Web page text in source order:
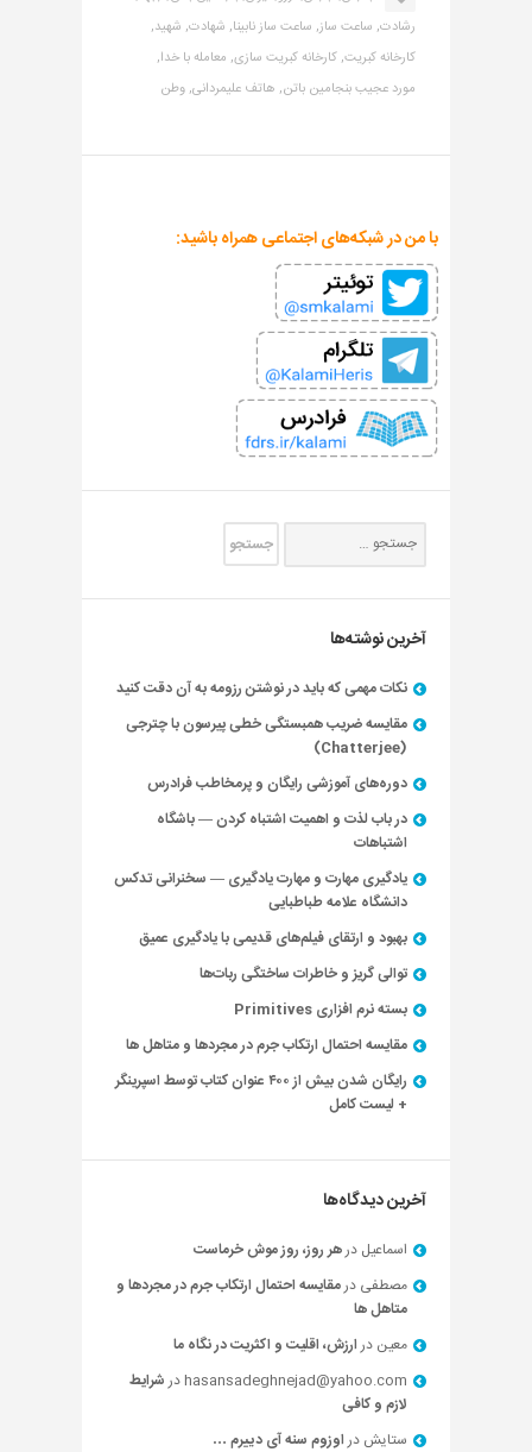
رشادت, ساعت ساز, ساعت ساز نابینا, شهادت, شهید,
کارخانه کبریت,کارخانه کبریت سازی, معامله با خدا,
مورد عجیب بنجامین باتن, هاتف علیمردانی,وطن
با من در شبکه‌های اجتماعی همراه باشید:
آخرین نوشته‌ها
نکات مهمی که باید در نوشتن رزومه به آن دقت کنید
مقایسه ضریب همبستگی خطی پیرسون با چترجی
(Chatterjee)
دوره‌های آموزشی رایگان و پرمخاطب فرادرس
در باب لذت و اهمیت اشتباه کردن — باشگاه
اشتباهات
یادگیری مهارت و مهارت یادگیری — سخنرانی تدکس
دانشگاه علامه طباطبایی
بهبود و ارتقای فیلم‌های قدیمی با یادگیری عمیق
توالی گریز و خاطرات ساختگی ربات‌ها
بسته نرم افزاری Primitives
مقایسه احتمال ارتکاب جرم در مجردها و متاهل ها
رایگان شدن بیش از ۴۰۰ عنوان کتاب توسط اسپرینگر
+ لیست کامل
آخرین دیدگاه‌ها
اسماعیل درهر روز، روز موش خرماست
مصطفی درمقایسه احتمال ارتکاب جرم در مجردها و
متاهل ها
معین درارزش، اقلیت و اکثریت در نگاه ما
hasansadeghnejad@yahoo.com درشرایط
لازم و کافی
ستایش دراوزوم سنه آی دییرم …